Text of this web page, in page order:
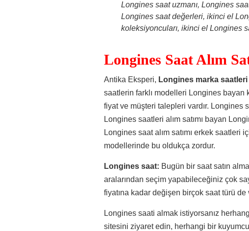
Longines saat uzmanı, Longines
Longines saat değerleri, ikinci el
koleksiyoncuları, ikinci el Longines
Longines Saat Alım
Antika Eksperi, Longines marka saatleri
saatlerin farklı modelleri Longines bayan
fiyat ve müşteri talepleri vardır.
Longines saatleri alım satımı bayan
Longines saat alım satımı erkek saatleri
modellerinde bu oldukça zordur.
Longines saat: Bugün bir saat satın
aralarından seçim yapabileceğiniz çok
fiyatına kadar değişen birçok saat türü de
Longines saati almak istiyorsanız
sitesini ziyaret edin, herhangi bir